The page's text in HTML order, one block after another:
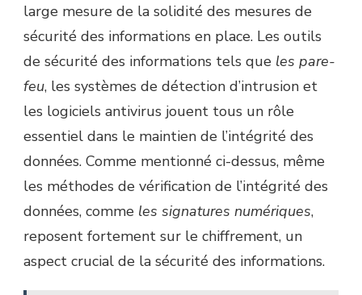
large mesure de la solidité des mesures de
sécurité des informations en place. Les outils
de sécurité des informations tels que les pare-
feu, les systèmes de détection d’intrusion et
les logiciels antivirus jouent tous un rôle
essentiel dans le maintien de l’intégrité des
données. Comme mentionné ci-dessus, même
les méthodes de vérification de l’intégrité des
données, comme les signatures numériques,
reposent fortement sur le chiffrement, un
aspect crucial de la sécurité des informations.